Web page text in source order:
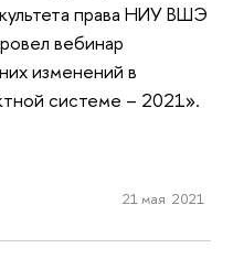
права НИУ ВШЭ
вебинар
изменений в
системе – 2021».
21 мая 2021